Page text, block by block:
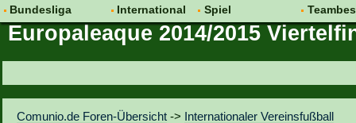
Bundesliga
Hot News
Vereinsdiskussion
Vereinsfragen
International
Vereine
Spiel
Regeln & Tipps
Europaleaque 2014/2015
Comunio.de Foren-Übersicht -> Internationaler Vereinsfußball